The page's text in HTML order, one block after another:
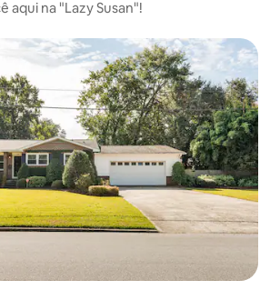
aqui na "Lazy Susan"!